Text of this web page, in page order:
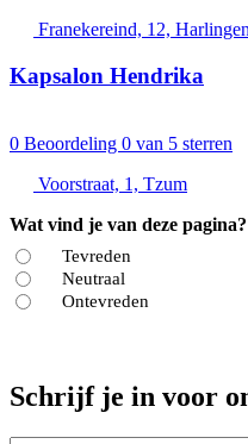
Franekereind, 12, Harlingen
Kapsalon Hendrika
0 Beoordeling 0 van 5 sterren
Voorstraat, 1, Tzum
Wat vind je van deze pagina?
Tevreden
Neutraal
Ontevreden
Schrijf je in voor